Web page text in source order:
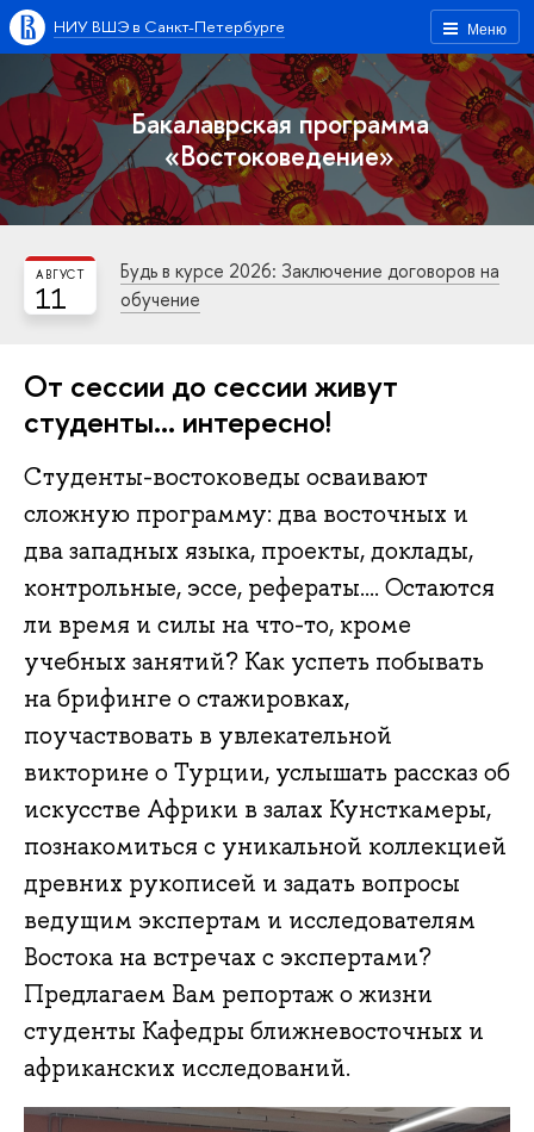
Меню
НИУ ВШЭ в Санкт-Петербурге
Бакалаврская программа
«Востоковедение»
11
АВГУСТ
Будь в курсе 2026: Заключение договоров на
обучение
От сессии до сессии живут
студенты… интересно!
Студенты-востоковеды осваивают
сложную программу: два восточных и
два западных языка, проекты, доклады,
контрольные, эссе, рефераты.... Остаются
ли время и силы на что-то, кроме
учебных занятий? Как успеть побывать
на брифинге о стажировках,
поучаствовать в увлекательной
викторине о Турции, услышать рассказ об
искусстве Африки в залах Кунсткамеры,
познакомиться с уникальной коллекцией
древних рукописей и задать вопросы
ведущим экспертам и исследователям
Востока на встречах с экспертами?
Предлагаем Вам репортаж о жизни
студенты Кафедры ближневосточных и
африканских исследований.